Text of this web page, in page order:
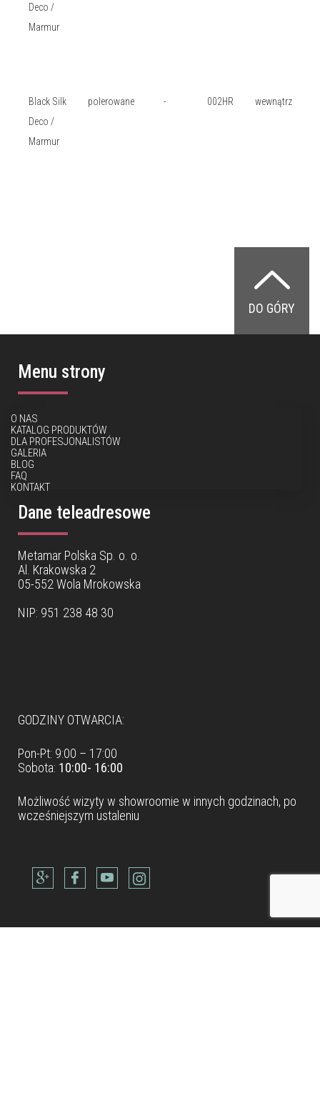
Deco /
Marmur
Black Silk
Deco /
Marmur
polerowane - 002HR wewnątrz
DO GÓRY
Menu strony
O NAS
KATALOG PRODUKTÓW
DLA PROFESJONALISTÓW
GALERIA
BLOG
FAQ
KONTAKT
Dane teleadresowe
Metamar Polska Sp. o. o.
Al. Krakowska 2
05-552 Wola Mrokowska
NIP: 951 238 48 30
GODZINY OTWARCIA:
Pon-Pt: 9:00 – 17:00
Sobota: 10:00- 16:00
Możliwość wizyty w showroomie w innych godzinach, po
wcześniejszym ustaleniu